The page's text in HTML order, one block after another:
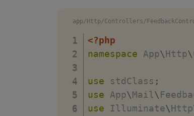
app/Http/Controllers/
<?php
namespace
App\Http\
use stdClass ;
use
App\Mail\
use
Illuminate\Http